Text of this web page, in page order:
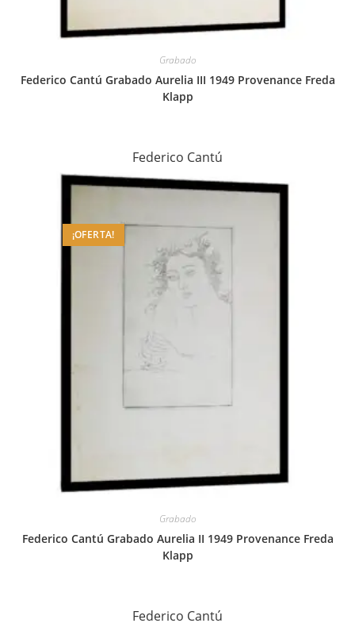
Grabado
Federico Cantú Grabado Aurelia III 1949 Provenance Freda
Klapp
Federico Cantú
¡OFERTA!
Grabado
Federico Cantú Grabado Aurelia II 1949 Provenance Freda
Klapp
Federico Cantú